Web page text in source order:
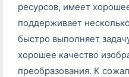
ресурсов, имеет
поддерживает
быстро выполняет
хорошее качество
преобразования. К